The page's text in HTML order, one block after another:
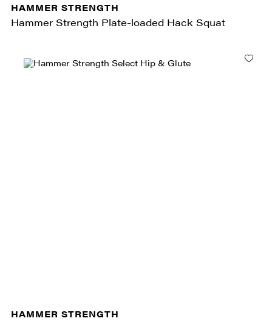
HAMMER STRENGTH
Hammer Strength Plate-loaded Hack Squat
HAMMER STRENGTH